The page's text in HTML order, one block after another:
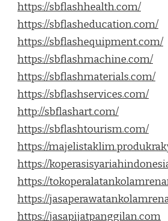
https://sbflashhealth.com/
https://sbflasheducation.com/
https://sbflashequipment.com/
https://sbflashmachine.com/
https://sbflashmaterials.com/
https://sbflashservices.com/
http://sbflashart.com/
https://sbflashtourism.com/
https://
https://
https://
https://
https://jasapijatpanggilan.com